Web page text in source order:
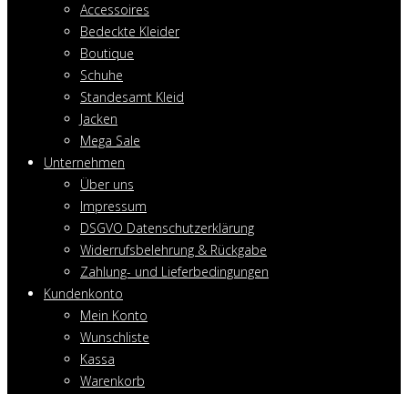
Accessoires
Bedeckte Kleider
Boutique
Schuhe
Standesamt Kleid
Jacken
Mega Sale
Unternehmen
Über uns
Impressum
DSGVO Datenschutzerklärung
Widerrufsbelehrung & Rückgabe
Zahlung- und Lieferbedingungen
Kundenkonto
Mein Konto
Wunschliste
Kassa
Warenkorb